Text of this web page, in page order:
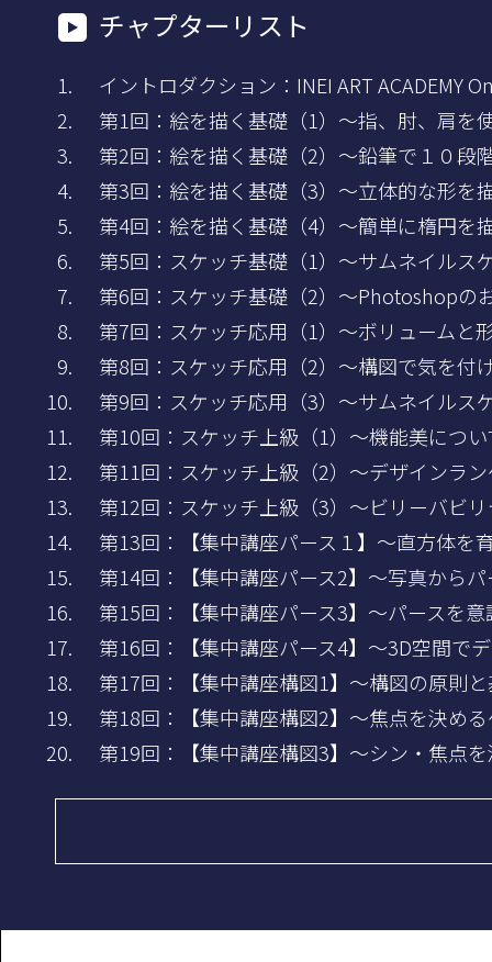
チャプターリスト
イントロダクション：INEI ART ACADEMY
第1回：絵を描く基礎（1）～指、肘、肩
第2回：絵を描く基礎（2）～鉛筆で１０段
第3回：絵を描く基礎（3）～立体的な形を
第4回：絵を描く基礎（4）～簡単に楕円を
第5回：スケッチ基礎（1）～サムネイルス
第6回：スケッチ基礎（2）～Photoshopの
第7回：スケッチ応用（1）～ボリュームと
第8回：スケッチ応用（2）～構図で気を付
第9回：スケッチ応用（3）～サムネイルス
第10回：スケッチ上級（1）～機能美につ
第11回：スケッチ上級（2）～デザインラ
第12回：スケッチ上級（3）～ビリーバビ
第13回：【集中講座パース１】～直方体を
第14回：【集中講座パース2】～写真から
第15回：【集中講座パース3】～パースを
第16回：【集中講座パース4】～3D空間で
第17回：【集中講座構図1】～構図の原則
第18回：【集中講座構図2】～焦点を決め
第19回：【集中講座構図3】～シン・焦点